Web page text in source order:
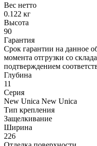
Вес нетто
0.122 кг
Высота
90
Гарантия
Срок гарантии на данное
момента отгрузки со
подтверждением
Глубина
11
Серия
New Unica New Unica
Тип крепления
Защелкивание
Ширина
226